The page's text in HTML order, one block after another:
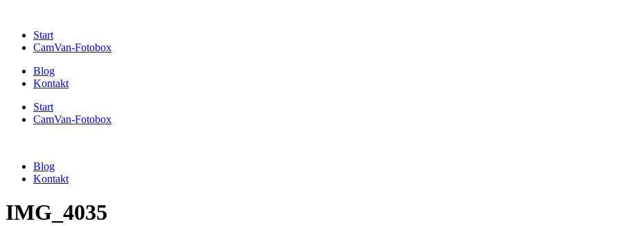
Start
CamVan-Fotobox
Blog
Kontakt
Start
CamVan-Fotobox
Blog
Kontakt
IMG_4035